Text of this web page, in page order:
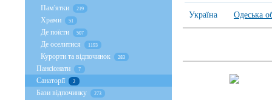
Україна Одеська
Пам'ятки 219
Храми 51
Де поїсти 507
Де оселитися 1193
Курорти та відпочинок 283
Пансіонати 7
Санаторії 2
Бази відпочинку 273